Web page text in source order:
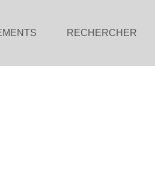
RECHERCHER